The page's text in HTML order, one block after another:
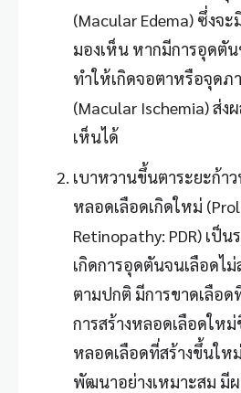
(Macular Edema) ซึ่งจ
มองเห็น หากมีการอุดตั
ทำให้เกิดจอตาหรือจุดภ
(Macular Ischemia) ส่ง
เห็นได้
เบาหวานขึ้นตาระยะก้า
หลอดเลือดเกิดใหม่
Retinopathy: PDR) เป็
เกิดการอุดตันจนเลือดไม่
ตามปกติ มีการขาดเลือด
การสร้างหลอดเลือดให
หลอดเลือดที่สร้างขึ้นให
พัฒนาอย่างเหมาะสม มี